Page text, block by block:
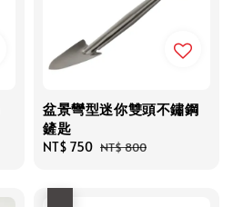
盆景彎型迷你雙頭不鏽鋼
鏟匙
Sale
NT$ 750 Regular
NT$ 800